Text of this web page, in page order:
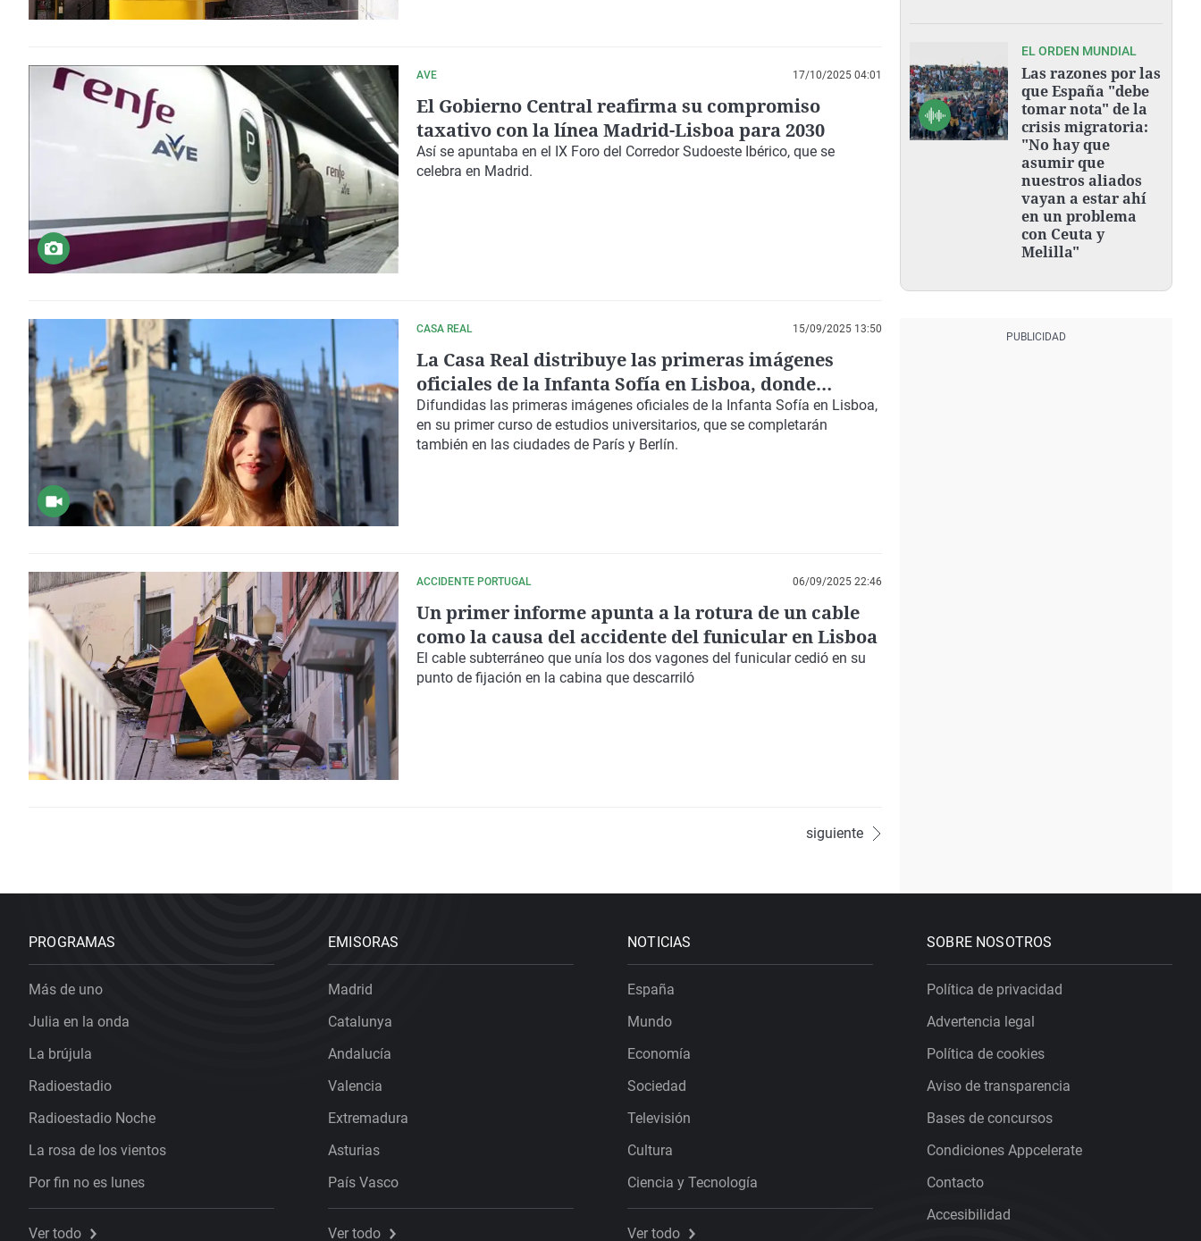
AVE 17/10/2025 04:01
El Gobierno Central reafirma su compromiso
taxativo con la línea Madrid-Lisboa para 2030
Así se apuntaba en el IX Foro del Corredor Sudoeste Ibérico, que se
celebra en Madrid.
CASA REAL 15/09/2025 13:50
La Casa Real distribuye las primeras imágenes
oficiales de la Infanta Sofía en Lisboa, donde
estudia este año
Difundidas las primeras imágenes oficiales de la Infanta Sofía en Lisboa,
en su primer curso de estudios universitarios, que se completarán
también en las ciudades de París y Berlín.
ACCIDENTE PORTUGAL 06/09/2025 22:46
Un primer informe apunta a la rotura de un cable
como la causa del accidente del funicular en Lisboa
El cable subterráneo que unía los dos vagones del funicular cedió en su
punto de fijación en la cabina que descarriló
siguiente
EL ORDEN MUNDIAL
Las razones por las
que España "debe
tomar nota" de la
crisis migratoria:
"No hay que
asumir que
nuestros aliados
vayan a estar ahí
en un problema
con Ceuta y
Melilla"
PROGRAMAS
Más de uno
Julia en la onda
La brújula
Radioestadio
Radioestadio Noche
La rosa de los vientos
Por fin no es lunes
Ver todo
EMISORAS
Madrid
Catalunya
Andalucía
Valencia
Extremadura
Asturias
País Vasco
Ver todo
NOTICIAS
España
Mundo
Economía
Sociedad
Televisión
Cultura
Ciencia y Tecnología
Ver todo
SOBRE NOSOTROS
Política de privacidad
Advertencia legal
Política de cookies
Aviso de transparencia
Bases de concursos
Condiciones Appcelerate
Contacto
Accesibilidad